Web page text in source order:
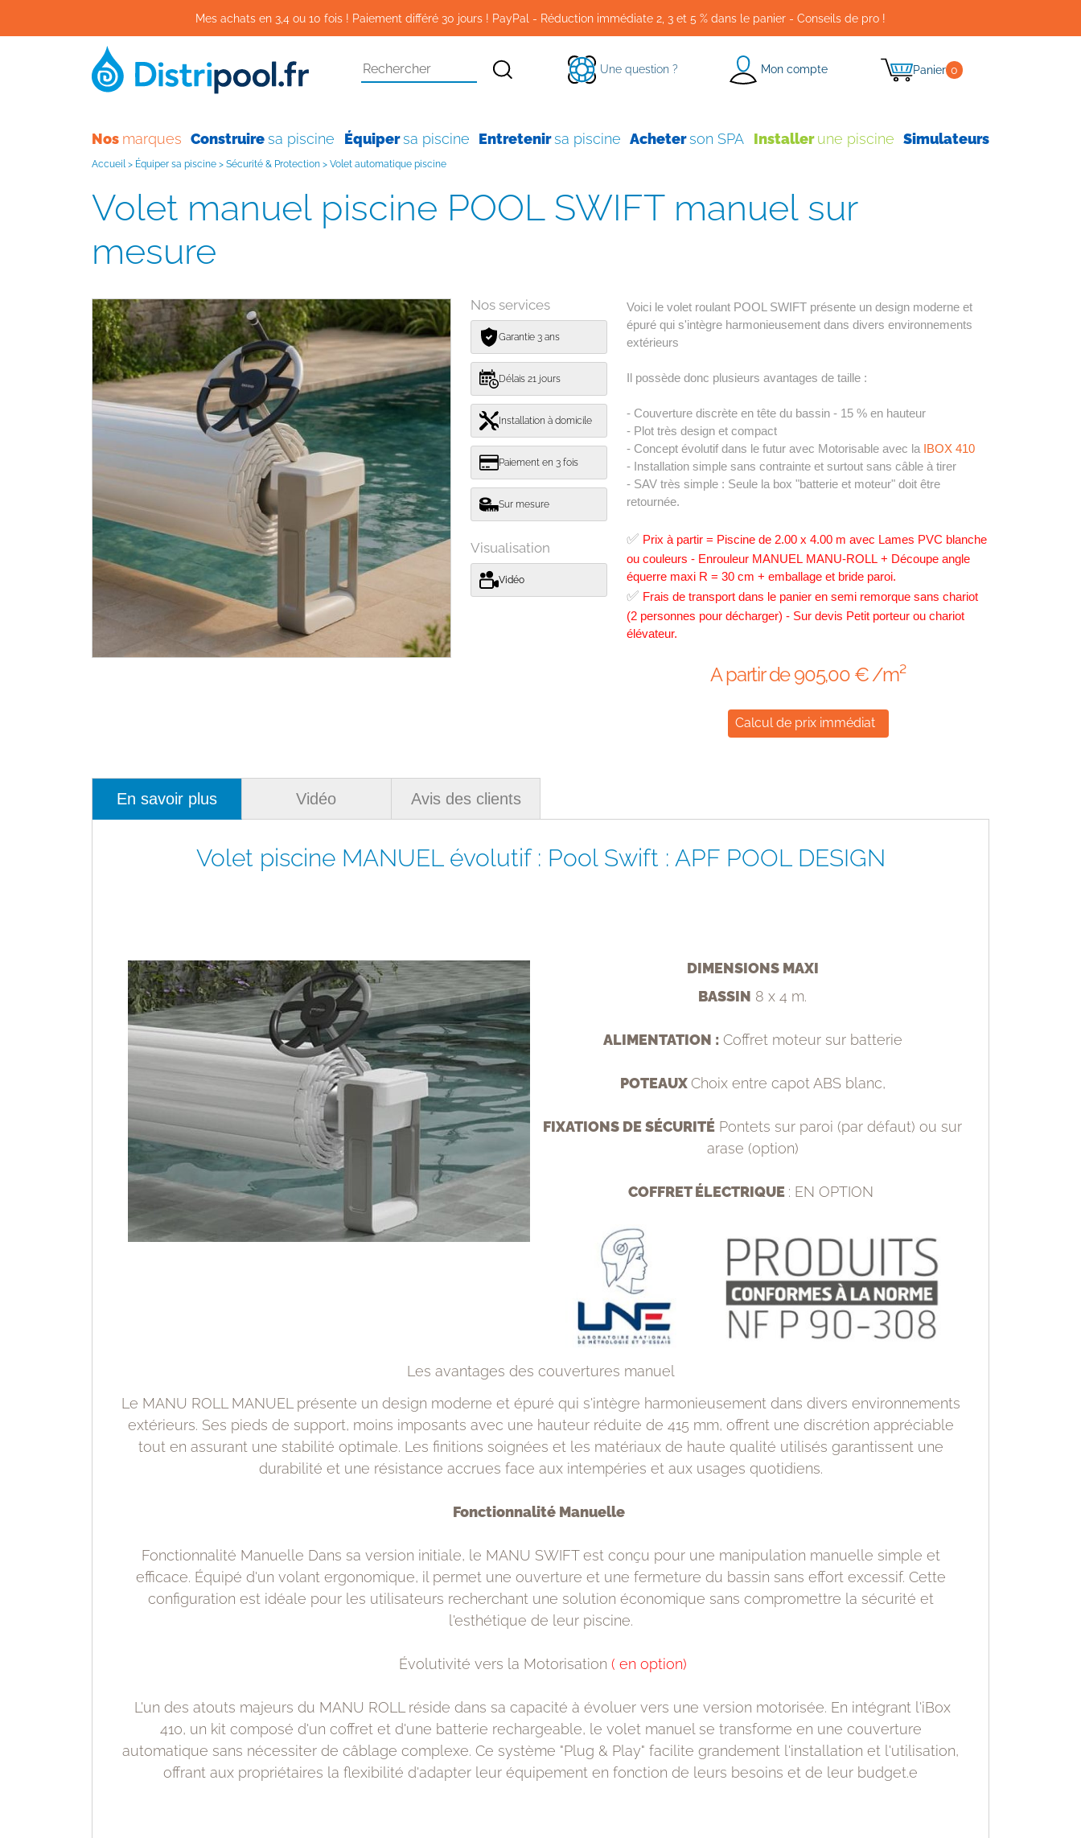
Mes achats en 3,4 ou 10 fois ! Paiement différé 30 jours ! PayPal - Réduction immédiate 2, 3 et 5 % dans le panier - Conseils de pro !
Une question ? Mon compte Panier 0
Nos marques Construiresa piscine Équipersa piscine Entretenirsa piscine Acheterson SPA Installerune piscine Simulateurs
Accueil > Équiper sa piscine > Sécurité & Protection > Volet automatique piscine
Volet manuel piscine POOL SWIFT manuel sur
mesure
Nos services
Garantie 3 ans
Délais 21 jours
Installation à domicile
Paiement en 3 fois
Sur mesure
Visualisation
Vidéo
Voici le volet roulant POOL SWIFT présente un design moderne et
épuré qui s'intègre harmonieusement dans divers environnements
extérieurs
Il possède donc plusieurs avantages de taille :
- Couverture discrète en tête du bassin - 15 % en hauteur
- Plot très design et compact
- Concept évolutif dans le futur avec Motorisable avec la IBOX 410
- Installation simple sans contrainte et surtout sans câble à tirer
- SAV très simple : Seule la box "batterie et moteur" doit être
retournée.
✅ Prix à partir = Piscine de 2.00 x 4.00 m avec Lames PVC blanche
ou couleurs - Enrouleur MANUEL MANU-ROLL + Découpe angle
équerre maxi R = 30 cm + emballage et bride paroi.
✅ Frais de transport dans le panier en semi remorque sans chariot
(2 personnes pour décharger) - Sur devis Petit porteur ou chariot
élévateur.
A partir de 905,00€ /m²
Calcul de prix immédiat
En savoir plus Vidéo Avis des clients
Volet piscine MANUEL évolutif : Pool Swift : APF POOL DESIGN
DIMENSIONS MAXI
BASSIN 8 x 4 m.
ALIMENTATION : Coffret moteur sur batterie
POTEAUXChoix entre capot ABS blanc,
FIXATIONS DE SÉCURITÉ Pontets sur paroi (par défaut) ou sur
arase (option)
COFFRET ÉLECTRIQUE : EN OPTION
Les avantages des couvertures manuel
Le MANU ROLL MANUEL présente un design moderne et épuré qui s'intègre harmonieusement dans divers environnements
extérieurs. Ses pieds de support, moins imposants avec une hauteur réduite de 415 mm, offrent une discrétion appréciable
tout en assurant une stabilité optimale. Les finitions soignées et les matériaux de haute qualité utilisés garantissent une
durabilité et une résistance accrues face aux intempéries et aux usages quotidiens.
Fonctionnalité Manuelle
Fonctionnalité Manuelle Dans sa version initiale, le MANU SWIFT est conçu pour une manipulation manuelle simple et
efficace. Équipé d'un volant ergonomique, il permet une ouverture et une fermeture du bassin sans effort excessif. Cette
configuration est idéale pour les utilisateurs recherchant une solution économique sans compromettre la sécurité et
l'esthétique de leur piscine.
Évolutivité vers la Motorisation ( en option)
L'un des atouts majeurs du MANU ROLL réside dans sa capacité à évoluer vers une version motorisée. En intégrant l'iBox
410, un kit composé d'un coffret et d'une batterie rechargeable, le volet manuel se transforme en une couverture
automatique sans nécessiter de câblage complexe. Ce système "Plug & Play" facilite grandement l'installation et l'utilisation,
offrant aux propriétaires la flexibilité d'adapter leur équipement en fonction de leurs besoins et de leur budget.e